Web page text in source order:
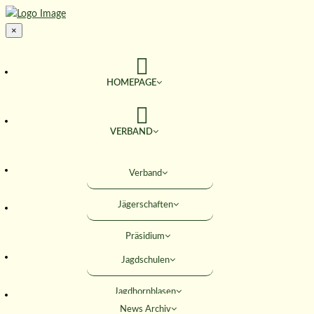
×
HOMEPAGE
VERBAND
Verband
Jägerschaften
Präsidium
TERMINE
JAGD & NATUR
Jagdschulen
Jagdhornblasen
SERVICE
News Archiv
AKTIVITÄTEN